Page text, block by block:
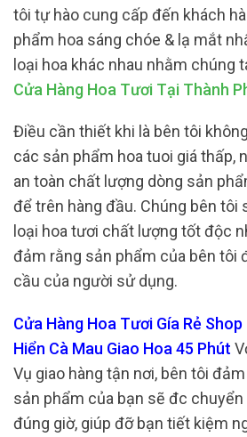
tôi tự hào cung cấp đến khách
phẩm hoa sáng chóe & lạ mắt
loại hoa khác nhau nhằm chúng
Cửa Hàng Hoa Tươi Tại Thành
Điều cần thiết khi là bên tôi
các sản phẩm hoa tuoi giá thấp,
an toàn chất lượng dòng sản
để trên hàng đầu. Chúng bên tôi
loại hoa tươi chất lượng tốt độc
đảm rằng sản phẩm của bên tôi
cầu của người sử dụng.
Cửa Hàng Hoa Tươi Gía Rẻ
Hiển Cà Mau Giao Hoa 45 Phút
Vụ giao hàng tận nơi, bên tôi
sản phẩm của bạn sẽ đc chuyển
đúng giờ, giúp đỡ bạn tiết kiệm